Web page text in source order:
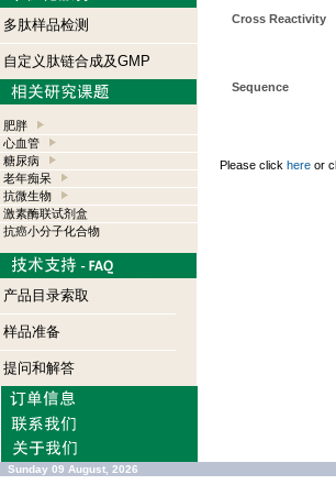
多肽样品检测
自定义肽链合成及GMP
肥胖
心血管
糖尿病
老年痴呆
抗微生物
激素酶联试剂盒
抗癌小分子化合物
产品目录索取
样品准备
提问和解答
Cross Reactivity
Sequence
Please click here or
Sunday 09 August, 2026